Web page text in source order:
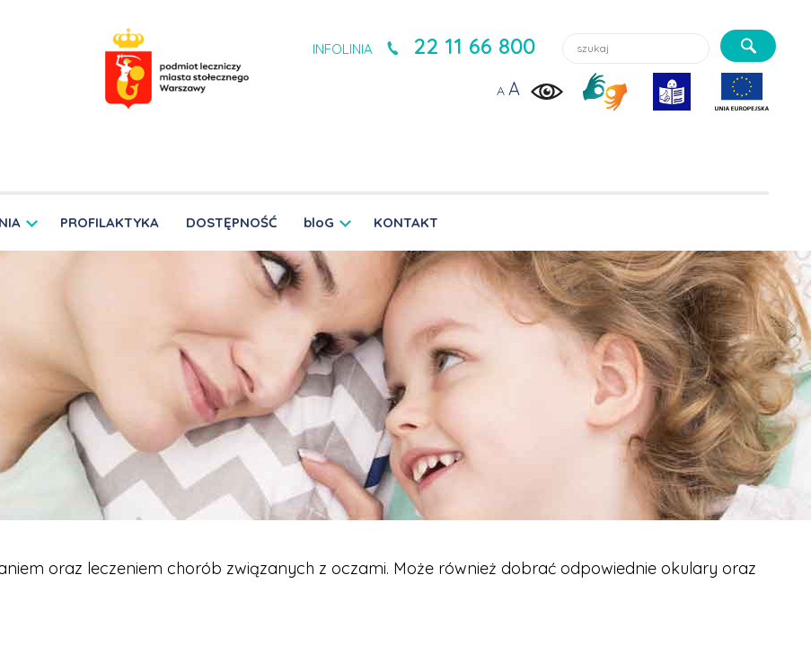
INFOLINIA 22 11 66 800 Szukaj lekarzy, usługi, aktualności:
A A
PROFILAKTYKA DOSTĘPNOŚĆ bloG KONTAKT
oraz leczeniem chorób związanych z oczami. Może również dobrać odpowiednie okulary oraz